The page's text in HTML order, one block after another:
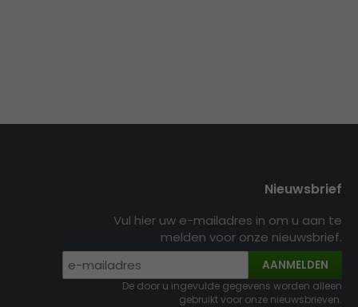
Nieuwsbrief
Vul hier uw e-mailadres in om u aan te
melden voor onze nieuwsbrief.
AANMELDEN
De door u ingevulde gegevens worden alleen
gebruikt voor onze nieuwsbrieven.